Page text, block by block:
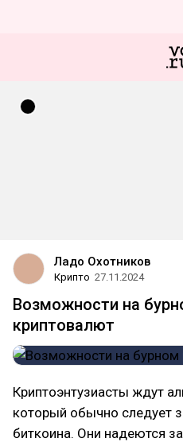
Ладо Охотников
Крипто 27.11.2024
Возможности на
криптовалют
Криптоэнтузиасты ждут
который обычно следует
биткоина. Они надеются